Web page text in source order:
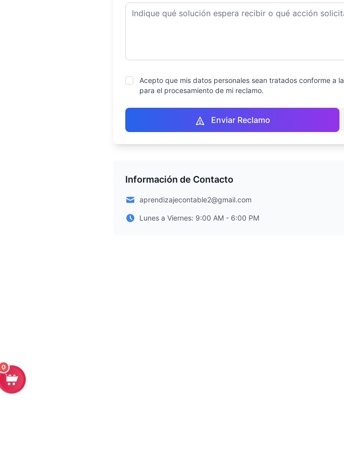
Acepto que mis datos personales sean tratados conforme a la
para el procesamiento de mi reclamo.
Enviar Reclamo
Información de Contacto
aprendizajecontable2@gmail.com
Lunes a Viernes: 9:00 AM - 6:00 PM
0